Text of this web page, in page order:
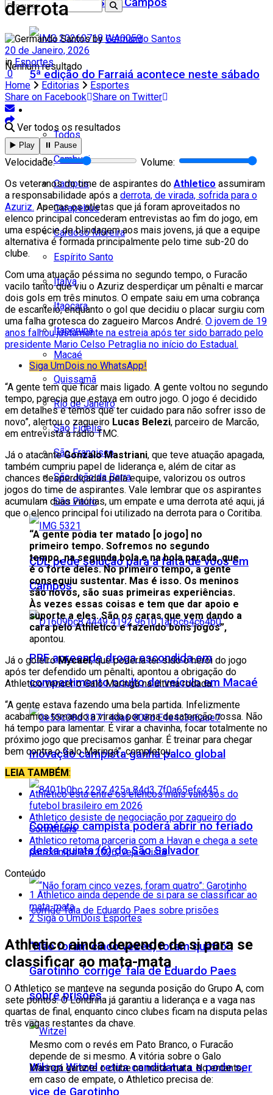
Teatro Firjan SESI Campos
5ª edição do Farraiá acontece neste sábado
Todos
Cambuci
Campos
Carapebus
Cardoso Moreira
Espírito Santo
Italva
Itaocara
Itaperuna
Macaé
Quissamã
Rio de Janeiro
São Fidélis
São Francisco
São João da Barra
São Paulo
CDL pede solução para a falta de voos em
Campos
PRF apreende droga escondida em
compartimento oculto de veículo em Macaé
Inovação campista ganha palco global
Comércio campista poderá abrir no feriado
desta quinta (6) do São Salvador
“Não foram cinco vezes, foram quatro”:
Garotinho ‘corrige’ fala de Eduardo Paes
sobre prisões
Wilson Witzel retira candidatura e pode ser
vice de Garotinho
Nenhum resultado
Ver todos os resultados
derrota
by Germando Santos
20 de Janeiro, 2026
in Esportes
0
Home
Editorias
Esportes
Share on Facebook Share on Twitter
▶️ Play ⏸️ Pause
Velocidade:
Volume:
Os veteranos do time de aspirantes do Athletico assumiram
a responsabilidade após a derrota, de virada, sofrida para o
Azuriz. Apenas os atletas que já foram aproveitados no
elenco principal concederam entrevistas ao fim do jogo, em
uma espécie de blindagem aos mais jovens, já que a equipe
alternativa é formada principalmente pelo time sub-20 do
clube.
Com uma atuação péssima no segundo tempo, o Furacão
vacilo tanto que viu o Azuriz desperdiçar um pênalti e marcar
dois gols em três minutos. O empate saiu em uma cobrança
de escanteio, enquanto o gol que decidiu o placar surgiu com
uma falha grotesca do zagueiro Marcos André. O jovem de 19
anos falhou justamente na estreia após ter sido barrado pelo
presidente Mario Celso Petraglia no início do Estadual.
Siga UmDois no WhatsApp!
“A gente tem que ficar mais ligado. A gente voltou no segundo
tempo, parecia que estava em outro jogo. O jogo é decidido
em detalhes e temos que ter cuidado para não sofrer isso de
novo”, alertou o zagueiro Lucas Belezi, parceiro de Marcão,
em entrevista à rádio TMC.
Já o atacanteGonzalo Mastriani, que teve atuação apagada,
também cumpriu papel de liderança e, além de citar as
chances desperdiçadas pela equipe, valorizou os outros
jogos do time de aspirantes. Vale lembrar que os aspirantes
acumulam duas vitórias, um empate e uma derrota até aqui, já
que o elenco principal foi utilizado na derrota para o Coritiba.
“A gente podia ter matado [o jogo] no
primeiro tempo. Sofremos no segundo
tempo, na segunda bola e na bola parada, que
é o forte deles. No primeiro tempo, a gente
conseguiu sustentar. Mas é isso. Os meninos
são novos, são suas primeiras experiências.
Às vezes essas coisas e tem que dar apoio e
suporte a eles. São os caras que vem dando a
cara pelo Athletico e fazendo bons jogos”,
apontou.
Já o goleiroMycael, que poderia ter sido o herói do jogo
após ter defendido um pênalti, apontou a obrigação do
Athletico vencer o Galo Maringá na última rodada.
“A gente estava fazendo uma bela partida. Infelizmente
acabamos tomando a virada por uma desatenção nossa. Não
há tempo para lamentar. É virar a chavinha, focar totalmente no
próximo jogo que precisamos ganhar. É treinar para chegar
bem contra o Galo Maringá”, completou.
LEIA TAMBÉM:
Athletico está entre os elencos mais valiosos do
futebol brasileiro em 2026
Athletico desiste de negociação por zagueiro do
Corinthians
Athletico retoma parceria com a Havan e chega a sete
patrocínios em 2026; veja a lista
Conteúdo
1 Athletico ainda depende de si para se classificar ao
mata-mata
2Siga o UmDois Esportes
Athletico ainda depende de si para se
classificar ao mata-mata
O Athletico se manteve na segunda posição do Grupo A, com
sete pontos. O Londrina já garantiu a liderança e a vaga nas
quartas de final, enquanto cinco clubes ficam na disputa pelas
três vagas restantes da chave.
Mesmo com o revés em Pato Branco, o Furacão
depende de si mesmo. A vitória sobre o Galo
Maringá garante o clube no mata-mata. No entanto,
em caso de empate, o Athletico precisa de: